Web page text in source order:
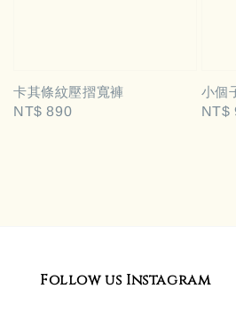
卡其條紋壓摺寬褲
Regular
NT$ 890
小個
NT$
Follow us Instagram